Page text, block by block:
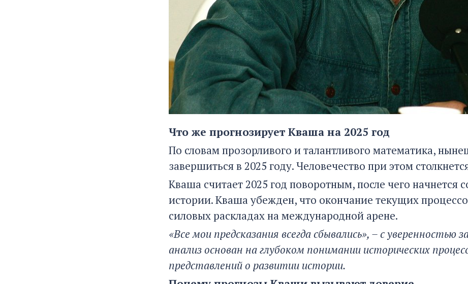
Что же прогнозирует Кваша на 2025 год
По словам прозорливого и талантливого математика,
завершиться в 2025 году. Человечество при этом
Кваша считает 2025 год поворотным, после чего начнется
истории. Кваша убежден, что окончание текущих
силовых раскладах на международной арене.
«Все мои предсказания всегда сбывались», – с уверенностью
анализ основан на глубоком понимании исторических
представлений о развитии истории.